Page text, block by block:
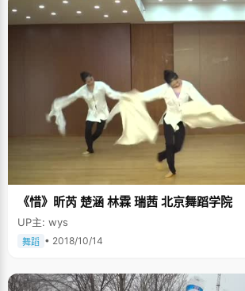
《惜》昕芮 楚涵 林霖 瑞茜 北京舞蹈学院
UP主: wys
舞蹈 • 2018/10/14